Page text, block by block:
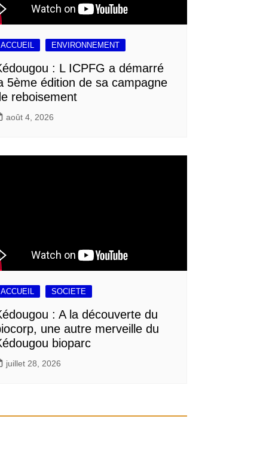
ACCUEIL ENVIRONNEMENT
: L ICPFG a démarré
5ème édition de sa campagne
reboisement
août 4, 2026
ACCUEIL SOCIETE
: A la découverte du
une autre merveille du
bioparc
juillet 28, 2026